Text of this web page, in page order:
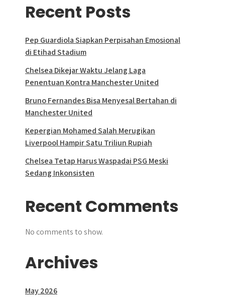
Recent Posts
Pep Guardiola Siapkan Perpisahan Emosional
di Etihad Stadium
Chelsea Dikejar Waktu Jelang Laga
Penentuan Kontra Manchester United
Bruno Fernandes Bisa Menyesal Bertahan di
Manchester United
Kepergian Mohamed Salah Merugikan
Liverpool Hampir Satu Triliun Rupiah
Chelsea Tetap Harus Waspadai PSG Meski
Sedang Inkonsisten
Recent Comments
No comments to show.
Archives
May 2026